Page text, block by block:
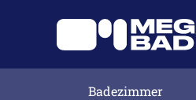
Badezimmer